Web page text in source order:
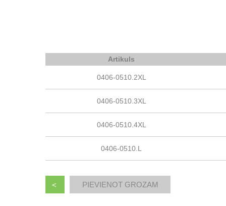
Artikuls
0406-0510.2XL
0406-0510.3XL
0406-0510.4XL
0406-0510.L
<